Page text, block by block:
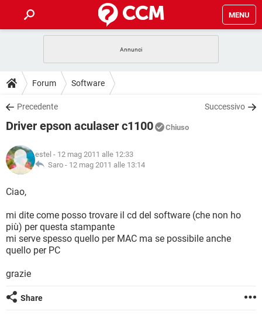
MENU
INTRATTENIMENTO
iOS
INSTAGRAM WHATSAPP
TIKTOK
HARDWARE
GUIDE
COVID-19
INSTAGRAM
TIKTOK
HARDWARE
DOWNLOAD
COVID-19 GAMING
INTRATTENIMENTO
iOS WINDOWS 10
INSTAGRAM
HARDWARE
COVID-19
INTRATTENIMENTO
iOS
INSTAGRAM WHATSAPP
TIKTOK FACEBOOK
HARDWARE
GLOSSARIO
COVID-19
iOS
INSTAGRAM WHATSAPP
Forum Software
Precedente Successivo
Driver epson aculaser c1100 Chiuso
estel - 12 mag 2011 alle 12:33
Saro - 12 mag 2011 alle 13:14
Ciao,
mi dite come posso trovare il cd del software (che non ho
più) per questa stampante
mi serve spesso quello per MAC ma se possibile anche
quello per PC
grazie
Share